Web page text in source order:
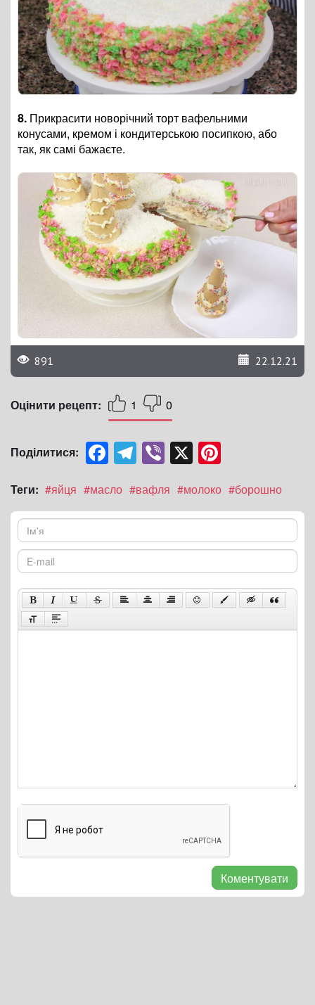
8. Прикрасити новорічний торт вафельними
конусами, кремом і кондитерською посипкою, або
так, як самі бажаєте.
891 22.12.21
Оцінити рецепт: 1 0
Поділитися: FacebookTelegramViber X
Теги: #яйця #масло #вафля #молоко #борошно
Коментувати